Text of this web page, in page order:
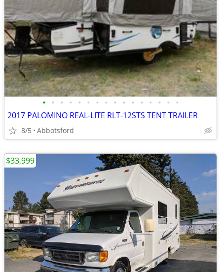
• • • • • • • • • • • • • • • •
2017 PALOMINO REAL-LITE RLT-12STS TENT TRAILER
8/5 Abbotsford
$33,999